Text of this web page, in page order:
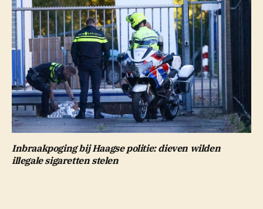
Inbraakpoging bij Haagse politie: dieven wilden
illegale sigaretten stelen